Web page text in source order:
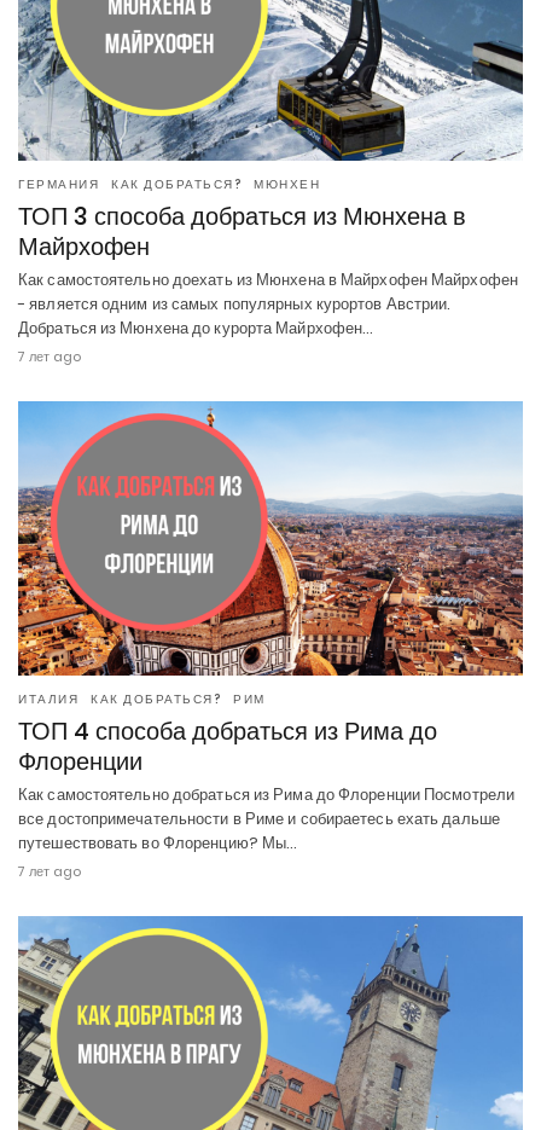
ГЕРМАНИЯ КАК ДОБРАТЬСЯ? МЮНХЕН
ТОП 3 способа добраться из Мюнхена в
Майрхофен
Как самостоятельно доехать из Мюнхена в Майрхофен Майрхофен
- является одним из самых популярных курортов Австрии.
Добраться из Мюнхена до курорта Майрхофен…
7 лет ago
ИТАЛИЯ КАК ДОБРАТЬСЯ? РИМ
ТОП 4 способа добраться из Рима до
Флоренции
Как самостоятельно добраться из Рима до Флоренции Посмотрели
все достопримечательности в Риме и собираетесь ехать дальше
путешествовать во Флоренцию? Мы…
7 лет ago